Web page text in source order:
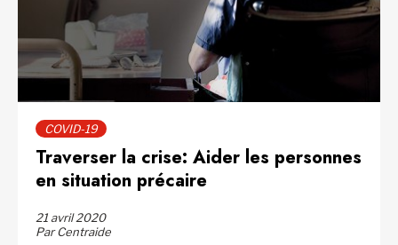
COVID-19
Traverser la crise: Aider les personnes
en situation précaire
21 avril 2020
Par Centraide